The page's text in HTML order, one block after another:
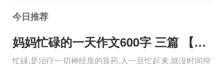
今日推荐
妈妈忙碌的一天作文600字 三篇 【600字】
忙碌,是治疗一切神经质的良药,人一旦忙起来,就没时间抑